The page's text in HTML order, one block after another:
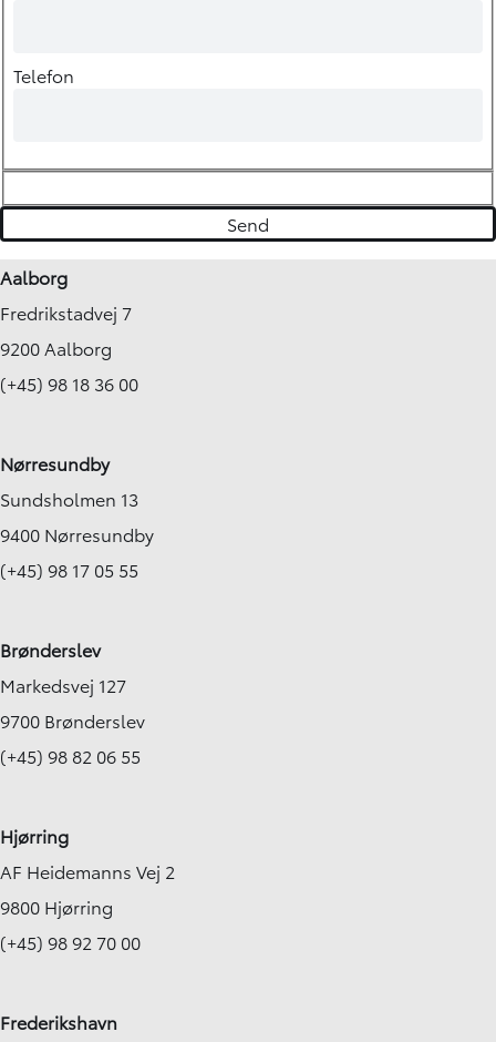
Telefon
Aalborg
Fredrikstadvej 7
9200 Aalborg
(+45) 98 18 36 00
Nørresundby
Sundsholmen 13
9400 Nørresundby
(+45) 98 17 05 55
Brønderslev
Markedsvej 127
9700 Brønderslev
(+45) 98 82 06 55
Hjørring
AF Heidemanns Vej 2
9800 Hjørring
(+45) 98 92 70 00
Frederikshavn